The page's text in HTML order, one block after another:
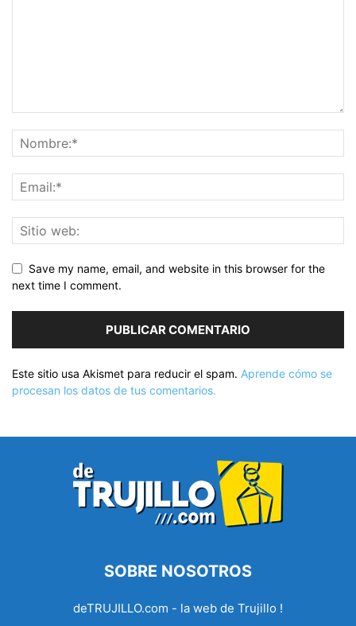
Save my name, email, and website in this browser for the
next time I comment.
Este sitio usa Akismet para reducir el spam. Aprende cómo se
procesan los datos de tus comentarios.
SOBRE NOSOTROS
deTRUJILLO.com - la web de Trujillo !